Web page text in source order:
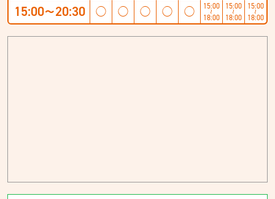
15:00〜20:30 ◯ ◯ ◯ ◯ ◯ 15:00
〜
18:00
15:00
〜
18:00
15:00
〜
18:00